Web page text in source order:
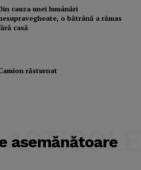
cauza unei lumânări
o bătrână a rămas
casă
răsturnat
asemănătoare
ARTICOLE